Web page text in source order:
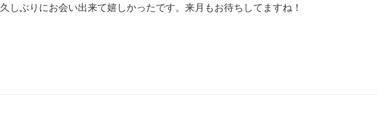
久しぶりにお会い出来て嬉しかったです。来月もお待ちしてますね！